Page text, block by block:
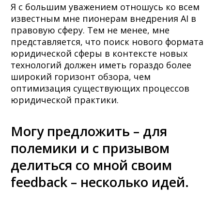
Я с большим уважением отношусь ко всем
известным мне пионерам внедрения AI в
правовую сферу. Тем не менее, мне
представляется, что поиск нового формата
юридической сферы в контексте новых
технологий должен иметь гораздо более
широкий горизонт обзора, чем
оптимизация существующих процессов
юридической практики.
Могу предложить – для
полемики и с призывом
делиться со мной своим
feedback – несколько идей.